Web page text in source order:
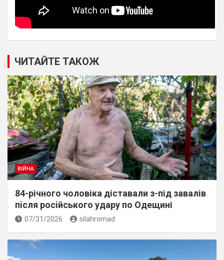
ЧИТАЙТЕ ТАКОЖ
ВІЙНА
84-річного чоловіка діставали з-під завалів
пiсля росiйського удару по Одещині
07/31/2026 silahromad